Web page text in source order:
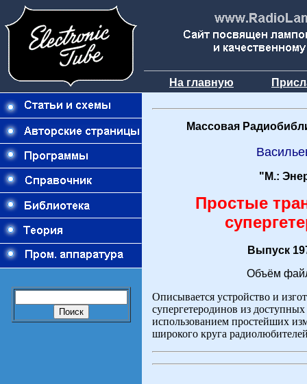
На главную
Массовая
"М.:
Простые
Выпуск
Объём
Описывается устройство и
супергетеродинов из
использованием простейших
широкого круга